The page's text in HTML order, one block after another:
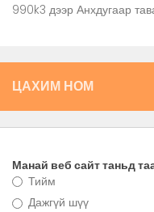
990k3 дээр Анхдугаар
ЦАХИМ НОМ
Манай веб сайт таньд
Тийм
Дажгүй шүү